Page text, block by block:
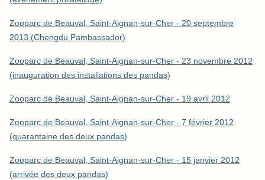
Zooparc de Beauval, Saint-Aignan-sur-Cher - 20 septembre
2013 (Chengdu Pambassador)
Zooparc de Beauval, Saint-Aignan-sur-Cher - 23 novembre 2012
(inauguration des installations des pandas)
Zooparc de Beauval, Saint-Aignan-sur-Cher - 19 avril 2012
Zooparc de Beauval, Saint-Aignan-sur-Cher - 7 février 2012
(quarantaine des deux pandas)
Zooparc de Beauval, Saint-Aignan-sur-Cher - 15 janvier 2012
(arrivée des deux pandas)